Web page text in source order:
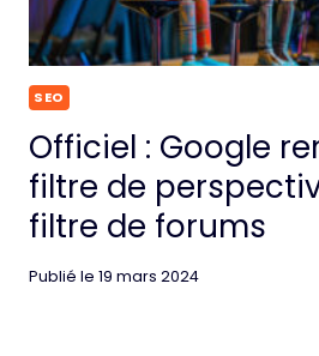
SEO
Officiel : Google
filtre de
filtre de forums
Publié le 19 mars 2024